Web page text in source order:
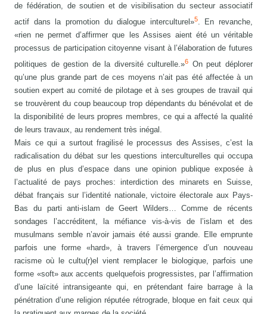
de fédération, de soutien et de visibilisation du secteur associatif
actif dans la promotion du dialogue interculturel»5. En revanche,
«rien ne permet d’affirmer que les Assises aient été un véritable
processus de participation citoyenne visant à l’élaboration de futures
politiques de gestion de la diversité culturelle.»6 On peut déplorer
qu’une plus grande part de ces moyens n’ait pas été affectée à un
soutien expert au comité de pilotage et à ses groupes de travail qui
se trouvèrent du coup beaucoup trop dépendants du bénévolat et de
la disponibilité de leurs propres membres, ce qui a affecté la qualité
de leurs travaux, au rendement très inégal.
Mais ce qui a surtout fragilisé le processus des Assises, c’est la
radicalisation du débat sur les questions interculturelles qui occupa
de plus en plus d’espace dans une opinion publique exposée à
l’actualité de pays proches: interdiction des minarets en Suisse,
débat français sur l’identité nationale, victoire électorale aux Pays-
Bas du parti anti-islam de Geert Wilders… Comme de récents
sondages l’accréditent, la méfiance vis-à-vis de l’islam et des
musulmans semble n’avoir jamais été aussi grande. Elle emprunte
parfois une forme «hard», à travers l’émergence d’un nouveau
racisme où le cultu(r)el vient remplacer le biologique, parfois une
forme «soft» aux accents quelquefois progressistes, par l’affirmation
d’une laïcité intransigeante qui, en prétendant faire barrage à la
pénétration d’une religion réputée rétrograde, bloque en fait ceux qui